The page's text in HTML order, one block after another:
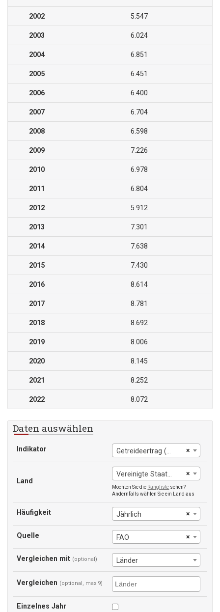
2002 5.547
2003 6.024
2004 6.851
2005 6.451
2006 6.400
2007 6.704
2008 6.598
2009 7.226
2010 6.978
2011 6.804
2012 5.912
2013 7.301
2014 7.638
2015 7.430
2016 8.614
2017 8.781
2018 8.692
2019 8.006
2020 8.145
2021 8.252
2022 8.072
Daten auswählen
Indikator ×
Getreideertrag (kg pro Hektar)
Land
×
Vereinigte Staaten
Möchten Sie die Rangliste sehen?
Andernfalls wählen Sie ein Land aus
Häufigkeit ×
Jährlich
Quelle ×
FAO
Vergleichen mit (optional) Länder
Vergleichen (optional, max 9)
Einzelnes Jahr